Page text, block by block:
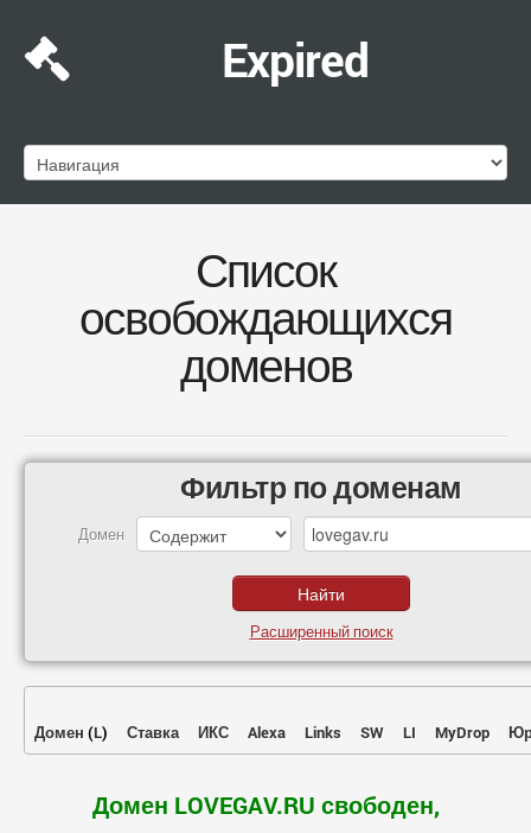
Expired
Список
освобождающихся
доменов
Фильтр по доменам
Домен
Расширенный поиск
Домен (L) Ставка ИКС Alexa Links SW LI MyDrop
Домен LOVEGAV.RU свободен,